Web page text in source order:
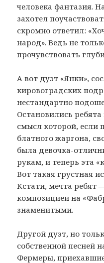
человека фантазия.
захотел
скромно ответил:
народ». Ведь не
прочувствовать
А вот дуэт «Янки»,
кировоградских
нестандартно
Остановились
смысл которой, если
блатного жаргона,
была девочка-
рукам, и теперь эта
Вот такая грустная
Кстати, мечта ребят
композицией на
знаменитыми.
Другой дуэт, но
собственной песней
Фермеры,